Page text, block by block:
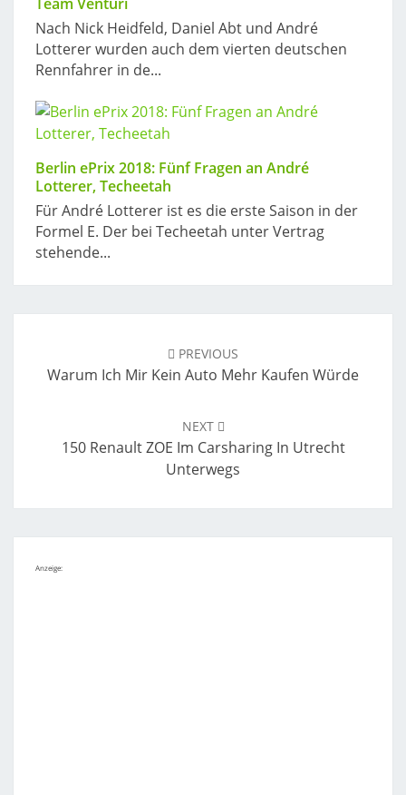
Nach Nick Heidfeld, Daniel Abt und André
Lotterer wurden auch dem vierten deutschen
Rennfahrer in de...
Berlin ePrix 2018: Fünf Fragen an André
Lotterer, Techeetah
Für André Lotterer ist es die erste Saison in der
Formel E. Der bei Techeetah unter Vertrag
stehende...
PREVIOUS
Warum Ich Mir Kein Auto Mehr Kaufen Würde
NEXT
150 Renault ZOE Im Carsharing In Utrecht
Unterwegs
Anzeige: